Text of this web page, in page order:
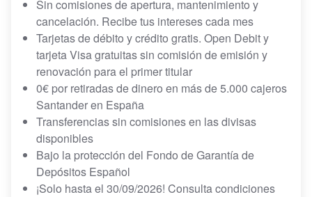
Sin comisiones de apertura, mantenimiento y
cancelación. Recibe tus intereses cada mes
Tarjetas de débito y crédito gratis. Open Debit y
tarjeta Visa gratuitas sin comisión de emisión y
renovación para el primer titular
0€ por retiradas de dinero en más de 5.000 cajeros
Santander en España
Transferencias sin comisiones en las divisas
disponibles
Bajo la protección del Fondo de Garantía de
Depósitos Español
¡Solo hasta el 30/09/2026! Consulta condiciones